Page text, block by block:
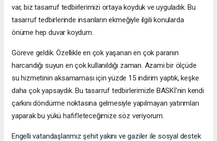
var, biz tasarruf tedbirlerimizi ortaya koyduk ve uyguladık. Bu
tasarruf tedbirlerinde insanların ekmeğiyle ilgili konularda
önüme hep duvar koydum.
Göreve geldik. Özellikle en çok yaşanan en çok paranın
harcandığı suyun en çok kullanıldığı zaman. Azami bir ölçüde
su hizmetinin aksamaması için yüzde 15 indirim yaptık, keşke
daha çok yapsaydık. Bu tasarruf tedbirlerimizle BASKİ’nin kendi
çarkını döndürme noktasına gelmesiyle yapılmayan yatırımları
yaparak bu yükü hafifleteceğimize söz veriyorum.
Engelli vatandaşlarımız şehit yakını ve gaziler ile sosyal destek